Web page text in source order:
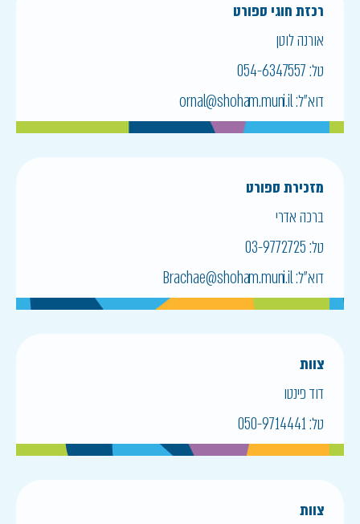
רכזת חוגי ספורט
אורנה לוטן
טל:054-6347557
דוא״ל:ornal@shoham.muni.il
מזכירת ספורט
ברכה אדרי
טל:03-9772725
דוא״ל:Brachae@shoham.muni.il
צוות
דוד פינטו
טל:050-9714441
צוות